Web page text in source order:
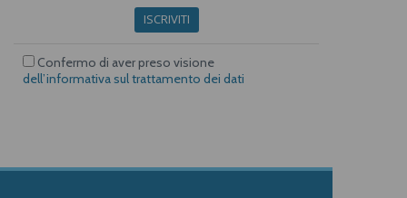
ISCRIVITI
Confermo di aver preso visione
dell’informativa sul trattamento dei dati